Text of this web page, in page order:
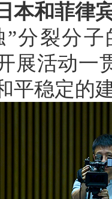
本和菲律
”分裂分
展活动一
平稳定的